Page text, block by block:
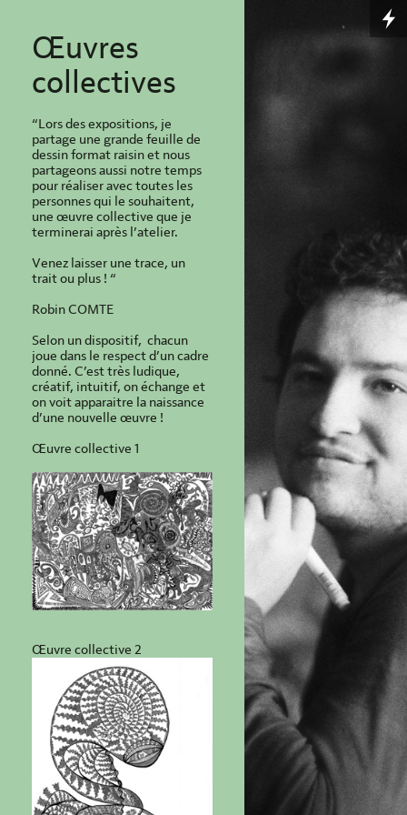
Œuvres
collectives
“Lors des expositions, je
partage une grande feuille de
dessin format raisin et nous
partageons aussi notre temps
pour réaliser avec toutes les
personnes qui le souhaitent,
une œuvre collective que je
terminerai après l’atelier.
Venez laisser une trace, un
trait ou plus ! “
Robin COMTE
Selon un dispositif, chacun
joue dans le respect d’un cadre
donné. C’est très ludique,
créatif, intuitif, on échange et
on voit apparaitre la naissance
d’une nouvelle œuvre !
Œuvre collective 1
Œuvre collective 2